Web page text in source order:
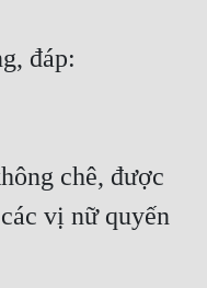
đáp:
chê, được
vị nữ quyến